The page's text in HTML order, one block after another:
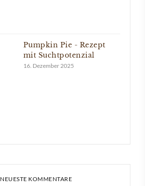
Pumpkin Pie - Rezept
mit Suchtpotenzial
16. Dezember 2025
NEUESTE KOMMENTARE